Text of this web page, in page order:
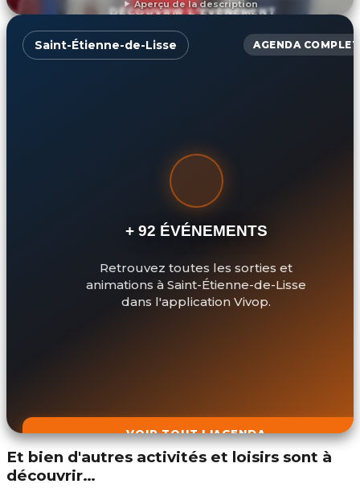
Aperçu de la description
DÉCOUVRIR L'ÉVÉNEMENT
Saint-Étienne-de-Lisse AGENDA COMPLET
+ 92 ÉVÉNEMENTS
Retrouvez toutes les sorties et
animations à Saint-Étienne-de-Lisse
dans l'application Vivop.
VOIR TOUT L'AGENDA
Et bien d'autres activités et loisirs sont à
découvrir…